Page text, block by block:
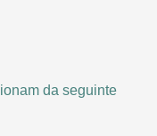
da seguinte